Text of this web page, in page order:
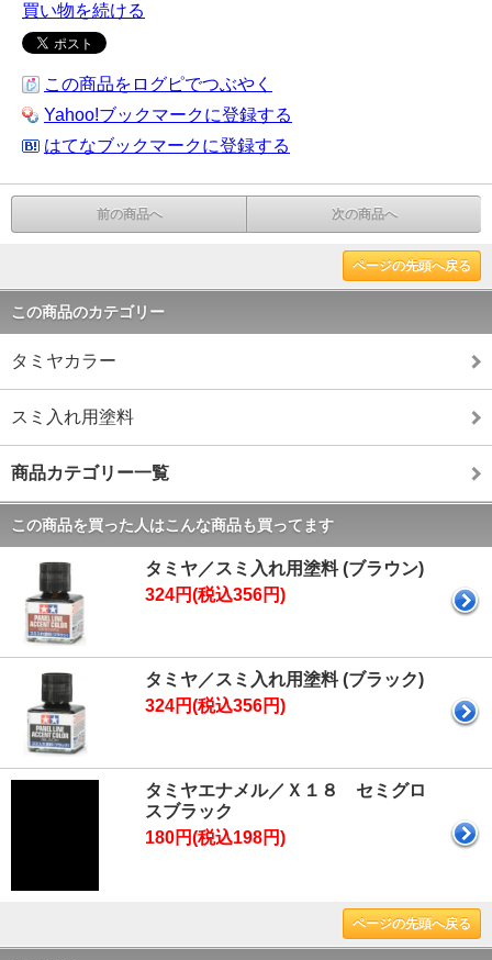
買い物を続ける
この商品をログピでつぶやく
Yahoo!ブックマークに登録する
はてなブックマークに登録する
前の商品へ 次の商品へ
ページの先頭へ戻る
この商品のカテゴリー
タミヤカラー
スミ入れ用塗料
商品カテゴリー一覧
この商品を買った人はこんな商品も買ってます
タミヤ／スミ入れ用塗料 (ブラウン)
324円(税込356円)
タミヤ／スミ入れ用塗料 (ブラック)
324円(税込356円)
タミヤエナメル／Ｘ１８ セミグロ
スブラック
180円(税込198円)
ページの先頭へ戻る